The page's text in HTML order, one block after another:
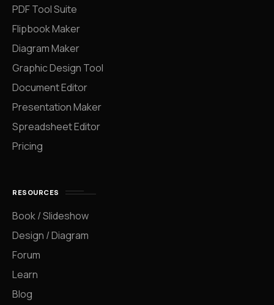
PDF Tool Suite
Flipbook Maker
Diagram Maker
Graphic Design Tool
Document Editor
Presentation Maker
Spreadsheet Editor
Pricing
RESOURCES
Book / Slideshow
Design / Diagram
Forum
Learn
Blog